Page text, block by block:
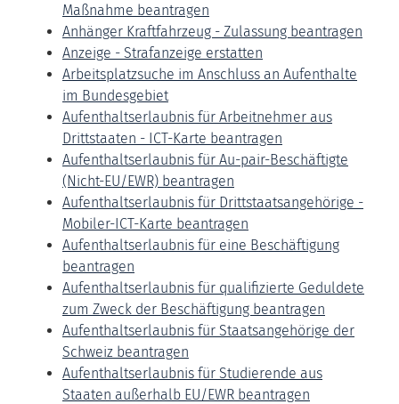
Maßnahme beantragen
Anhänger Kraftfahrzeug - Zulassung beantragen
Anzeige - Strafanzeige erstatten
Arbeitsplatzsuche im Anschluss an Aufenthalte
im Bundesgebiet
Aufenthaltserlaubnis für Arbeitnehmer aus
Drittstaaten - ICT-Karte beantragen
Aufenthaltserlaubnis für Au-pair-Beschäftigte
(Nicht-EU/EWR) beantragen
Aufenthaltserlaubnis für Drittstaatsangehörige -
Mobiler-ICT-Karte beantragen
Aufenthaltserlaubnis für eine Beschäftigung
beantragen
Aufenthaltserlaubnis für qualifizierte Geduldete
zum Zweck der Beschäftigung beantragen
Aufenthaltserlaubnis für Staatsangehörige der
Schweiz beantragen
Aufenthaltserlaubnis für Studierende aus
Staaten außerhalb EU/EWR beantragen